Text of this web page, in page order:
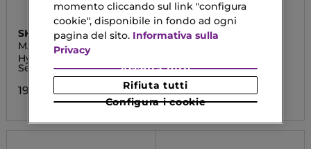
SKIN1004
MADAGASCAR
CENTELLA
Hyalu-Cica Water-Fit Sun
Serum
19,99 €
SHISEIDO
SPF50+
28,60 €
momento cliccando sul link "configura
cookie", disponibile in fondo ad ogni
pagina del sito. Informativa sulla
Privacy
Configura i cookie
Rifiuta tutti
Accetta tutti